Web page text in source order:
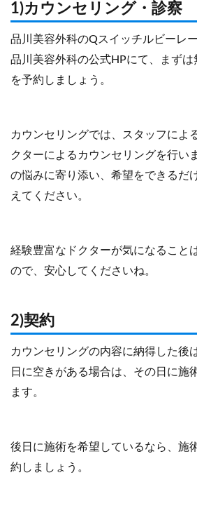
1)カウンセリング・診察
品川美容外科のQスイッチルビーレ
品川美容外科の公式HPにて、まず
を予約しましょう。
カウンセリングでは、スタッフによ
クターによるカウンセリングを行い
の悩みに寄り添い、希望をできるだ
えてください。
経験豊富なドクターが気になること
ので、安心してくださいね。
2)契約
カウンセリングの内容に納得した後
日に空きがある場合は、その日に施
ます。
後日に施術を希望しているなら、施
約しましょう。